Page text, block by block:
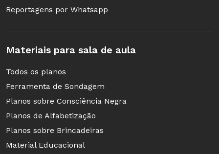
também recomendamos:
Plano de atividade: Jogo de memória com desenhos
Reportagens por Whatsapp
Materiais para sala de aula
Todos os planos
Ferramenta de Sondagem
Planos sobre Consciência Negra
Planos de Alfabetização
Planos sobre Brincadeiras
Material Educacional